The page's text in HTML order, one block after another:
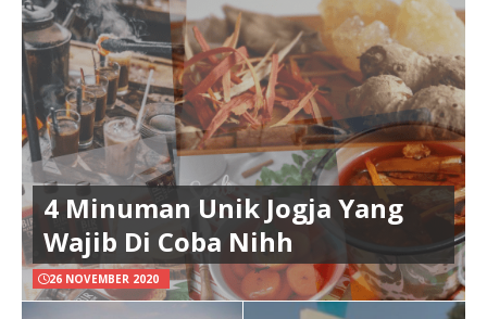
4 Minuman Unik Jogja Yang
Wajib Di Coba Nihh
26 NOVEMBER 2020